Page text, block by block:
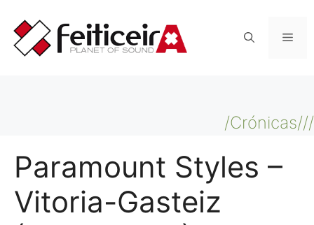
contenido
/Crónicas///
Paramount Styles –
Vitoria-Gasteiz